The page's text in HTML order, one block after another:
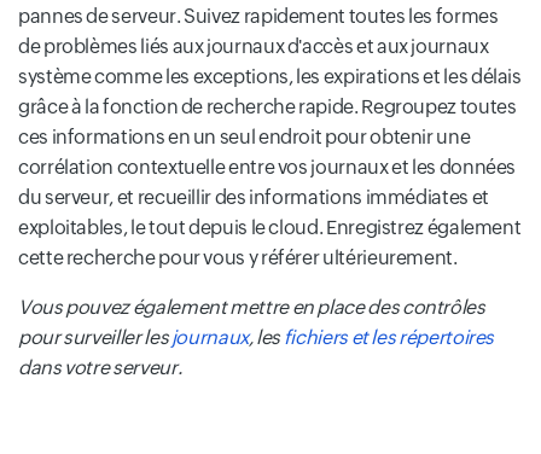
pannes de serveur. Suivez rapidement toutes les formes
de problèmes liés aux journaux d'accès et aux journaux
système comme les exceptions, les expirations et les délais
grâce à la fonction de recherche rapide. Regroupez toutes
ces informations en un seul endroit pour obtenir une
corrélation contextuelle entre vos journaux et les données
du serveur, et recueillir des informations immédiates et
exploitables, le tout depuis le cloud. Enregistrez également
cette recherche pour vous y référer ultérieurement.
Vous pouvez également mettre en place des contrôles
pour surveiller lesjournaux, les fichiers et les répertoires
dans votre serveur.